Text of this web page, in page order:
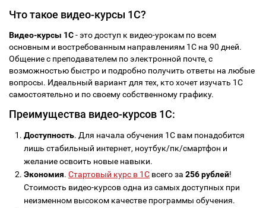
Что такое видео-курсы 1С?
Видео-курсы 1С- это доступ к видео-урокам по всем
основным и востребованным направлениям 1С на 90 дней.
Общение с преподавателем по электронной почте, с
возможностью быстро и подробно получить ответы на любые
вопросы. Идеальный вариант для тех, кто хочет изучать 1С
самостоятельно и по своему собственному графику.
Преимущества видео-курсов 1С:
Доступность. Для начала обучения 1С вам понадобится
лишь стабильный интернет, ноутбук/пк/смартфон и
желание освоить новые навыки.
Экономия. Стартовый курс в 1С всего за 256 рублей!
Стоимость видео-курсов одна из самых доступных при
неизменном высоком качестве программы обучения.